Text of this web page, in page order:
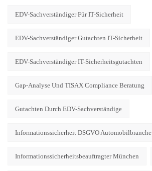
EDV-Sachverständiger Für IT-Sicherheit
EDV-Sachverständiger Gutachten IT-Sicherheit
EDV-Sachverständiger IT-Sicherheitsgutachten
Gap-Analyse Und TISAX Compliance Beratung
Gutachten Durch EDV-Sachverständige
Informationssicherheit DSGVO Automobilbranche
Informationssicherheitsbeauftragter München